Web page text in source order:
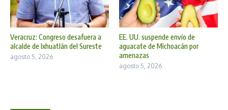
Veracruz: Congreso desafuera a
alcalde de Ixhuatlán del Sureste
agosto 5, 2026
EE. UU. suspende envío de
aguacate de Michoacán por
amenazas
agosto 5, 2026